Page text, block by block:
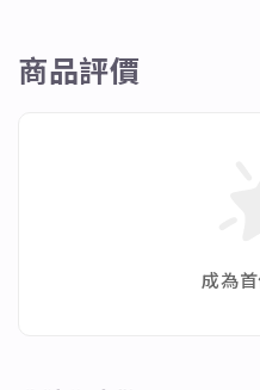
商品評價
成為